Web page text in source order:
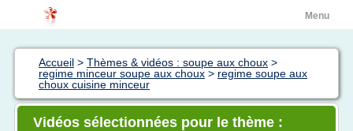
Menu
Accueil > Thèmes & vidéos : soupe aux choux >
regime minceur soupe aux choux > regime soupe aux
choux cuisine minceur
Vidéos sélectionnées pour le thème :